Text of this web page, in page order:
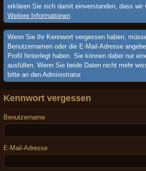
erklären Sie sich damit einverstanden, dass wir
Weitere Informationen
Wenn Sie Ihr Kennwort vergessen haben,
Benutzernamen oder die E-Mail-Adresse
Profil hinterlegt haben. Sie können dabei nur
ausfüllen. Wenn Sie beide Daten nicht mehr
bitte an den Administrator.
Kennwort vergessen
Benutzername
E-Mail-Adresse